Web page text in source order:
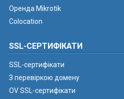
Оренда Mikrotik
Colocation
SSL-СЕРТИФІКАТИ
SSL-сертифікати
З перевіркою домену
OV SSL-сертифікати